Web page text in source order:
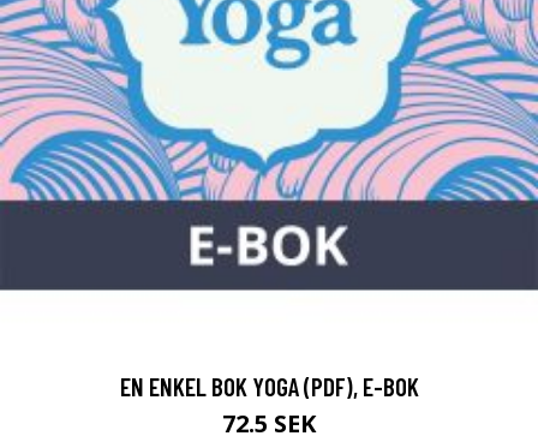
EN ENKEL BOK YOGA (PDF), E-BOK
72.5 SEK